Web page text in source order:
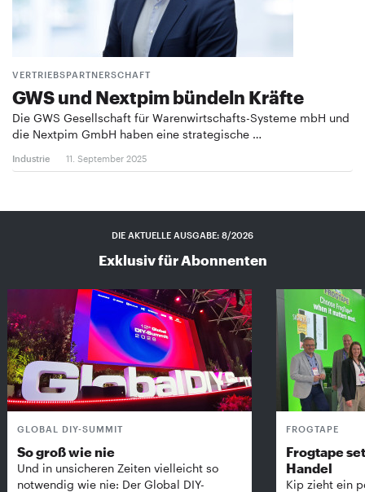
VERTRIEBSPARTNERSCHAFT
GWS und Nextpim bündeln Kräfte
Die GWS Gesellschaft für Warenwirtschafts-Systeme mbH und
die Nextpim GmbH haben eine strategische …
Industrie 11. September 2025
DIE AKTUELLE AUSGABE: 8/2026
Exklusiv für Abonnenten
GLOBAL DIY-SUMMIT
So groß wie nie
Und in unsicheren Zeiten vielleicht so
notwendig wie nie: Der Global DIY-
FROGTAPE
Frogtape
Handel
Kip zieht ein